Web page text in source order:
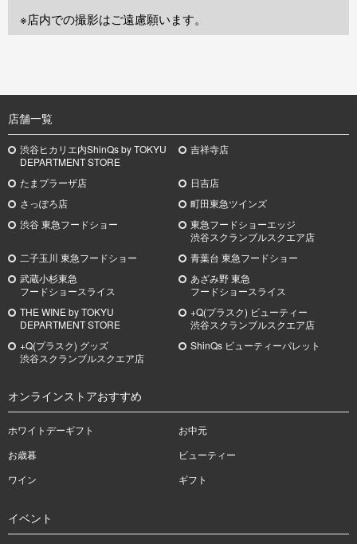
※店内での撮影はご遠慮願います。
店舗一覧
渋谷ヒカリエ内ShinQs by TOKYU
DEPARTMENT STORE
吉祥寺店
たまプラーザ店
日吉店
さっぽろ店
町田東急ツインズ
渋谷 東急フードショー
東急フードショーエッジ
渋谷スクランブルスクエア店
二子玉川 東急フードショー
青葉台 東急フードショー
武蔵小杉東急
フードショースライス
あざみ野東急
フードショースライス
THE WINE by TOKYU
DEPARTMENT STORE
+Q(プラスク) ビューティー
渋谷スクランブルスクエア店
+Q(プラスク) グッズ
渋谷スクランブルスクエア店
ShinQs ビューティーパレット
オンラインストアおすすめ
ホワイトデーギフト
お中元
お歳暮
ビューティー
ワイン
ギフト
イベント